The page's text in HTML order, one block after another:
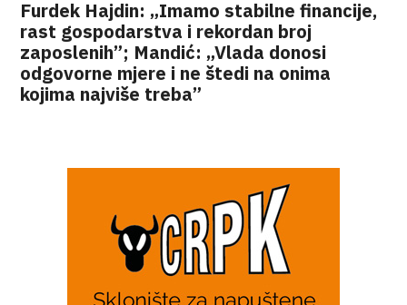
Furdek Hajdin: „Imamo stabilne financije,
rast gospodarstva i rekordan broj
zaposlenih”; Mandić: „Vlada donosi
odgovorne mjere i ne štedi na onima
kojima najviše treba”